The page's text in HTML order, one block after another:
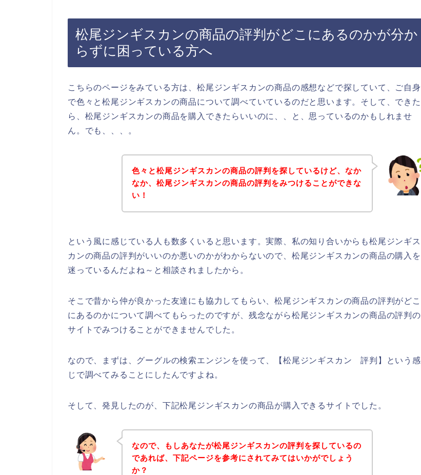
松尾ジンギスカンの商品の評判がどこにあるのかが分か
らずに困っている方へ
こちらのページをみている方は、松尾ジンギスカンの商品の感想などで探していて、ご自身
で色々と松尾ジンギスカンの商品について調べていているのだと思います。そして、できた
ら、松尾ジンギスカンの商品を購入できたらいいのに、、と、思っているのかもしれませ
ん。でも、、、。
色々と松尾ジンギスカンの商品の評判を探しているけど、なか
なか、松尾ジンギスカンの商品の評判をみつけることができな
い！
という風に感じている人も数多くいると思います。実際、私の知り合いからも松尾ジンギス
カンの商品の評判がいいのか悪いのかがわからないので、松尾ジンギスカンの商品の購入を
迷っているんだよね～と相談されましたから。
そこで昔から仲が良かった友達にも協力してもらい、松尾ジンギスカンの商品の評判がどこ
にあるのかについて調べてもらったのですが、残念ながら松尾ジンギスカンの商品の評判の
サイトでみつけることができませんでした。
なので、まずは、グーグルの検索エンジンを使って、【松尾ジンギスカン 評判】という感
じで調べてみることにしたんですよね。
そして、発見したのが、下記松尾ジンギスカンの商品が購入できるサイトでした。
なので、もしあなたが松尾ジンギスカンの評判を探しているの
であれば、下記ページを参考にされてみてはいかがでしょう
か？